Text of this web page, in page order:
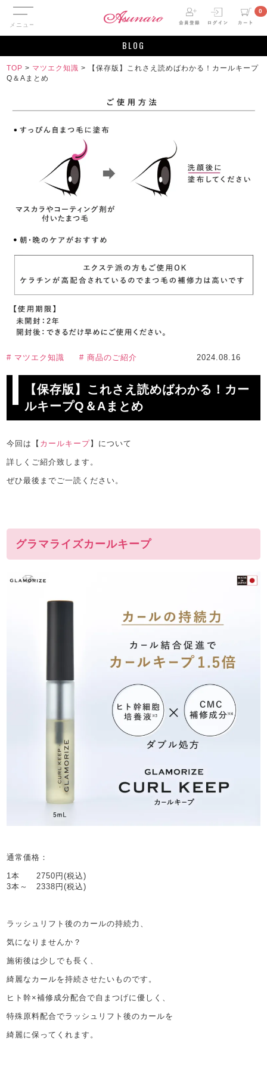
0
メニュー
BLOG
TOP > マツエク知識 >
【保存版】これさえ読めばわかる！カールキープ
Q＆Aまとめ
# マツエク知識 # 商品のご紹介 2024.08.16
【保存版】これさえ読めばわかる！カー
ルキープQ＆Aまとめ
今回は【 カールキープ】について
詳しくご紹介致します。
ぜひ最後までご一読ください。
グラマライズカールキープ
通常価格：
1本 2750円(税込)
3本～ 2338円(税込)
ラッシュリフト後のカールの持続力、
気になりませんか？
施術後は少しでも長く、
綺麗なカールを持続させたいものです。
ヒト幹×補修成分配合で自まつげに優しく、
特殊原料配合でラッシュリフト後のカールを
綺麗に保ってくれます。